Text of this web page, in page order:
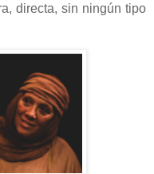
directa, sin ningún tipo